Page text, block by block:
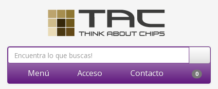
Menú Acceso Contacto 0